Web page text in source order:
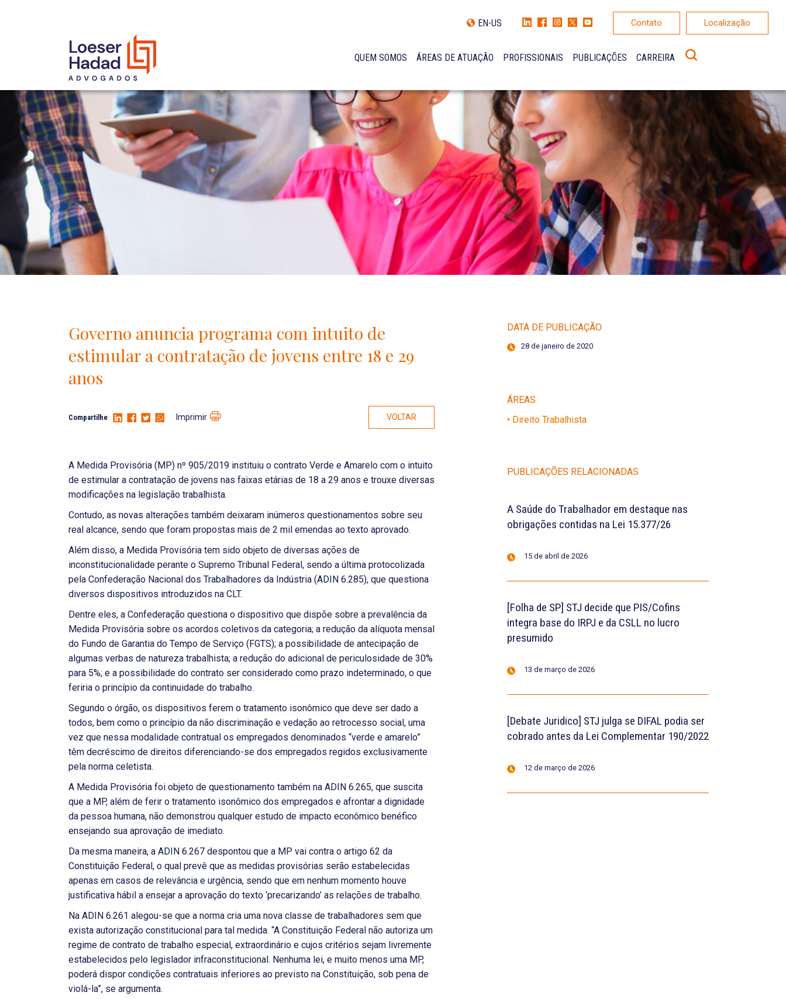
INTERNATIONAL NETWORK
PRÊMIOS
NOSSA EQUIPE
EN-US Contato Localização
QUEM SOMOS
INCLUSÃO E DIVERSIDADE
INTERNATIONAL NETWORK
PRÊMIOS
NOSSA EQUIPE
ÁREAS DE ATUAÇÃO PROFISSIONAIS PUBLICAÇÕES CARREIRA
Governo anuncia programa com intuito de
estimular a contratação de jovens entre 18 e 29
anos
Compartilhe Imprimir VOLTAR
A Medida Provisória (MP) nº 905/2019 instituiu o contrato Verde e Amarelo com o intuito
de estimular a contratação de jovens nas faixas etárias de 18 a 29 anos e trouxe diversas
modificações na legislação trabalhista.
Contudo, as novas alterações também deixaram inúmeros questionamentos sobre seu
real alcance, sendo que foram propostas mais de 2 mil emendas ao texto aprovado.
Além disso, a Medida Provisória tem sido objeto de diversas ações de
inconstitucionalidade perante o Supremo Tribunal Federal, sendo a última protocolizada
pela Confederação Nacional dos Trabalhadores da Indústria (ADIN 6.285), que questiona
diversos dispositivos introduzidos na CLT.
Dentre eles, a Confederação questiona o dispositivo que dispõe sobre a prevalência da
Medida Provisória sobre os acordos coletivos da categoria; a redução da alíquota mensal
do Fundo de Garantia do Tempo de Serviço (FGTS); a possibilidade de antecipação de
algumas verbas de natureza trabalhista; a redução do adicional de periculosidade de 30%
para 5%; e a possibilidade do contrato ser considerado como prazo indeterminado, o que
feriria o princípio da continuidade do trabalho.
Segundo o órgão, os dispositivos ferem o tratamento isonômico que deve ser dado a
todos, bem como o princípio da não discriminação e vedação ao retrocesso social, uma
vez que nessa modalidade contratual os empregados denominados “verde e amarelo”
têm decréscimo de direitos diferenciando-se dos empregados regidos exclusivamente
pela norma celetista.
A Medida Provisória foi objeto de questionamento também na ADIN 6.265, que suscita
que a MP, além de ferir o tratamento isonômico dos empregados e afrontar a dignidade
da pessoa humana, não demonstrou qualquer estudo de impacto econômico benéfico
ensejando sua aprovação de imediato.
Da mesma maneira, a ADIN 6.267 despontou que a MP vai contra o artigo 62 da
Constituição Federal, o qual prevê que as medidas provisórias serão estabelecidas
apenas em casos de relevância e urgência, sendo que em nenhum momento houve
justificativa hábil a ensejar a aprovação do texto ‘precarizando’ as relações de trabalho.
Na ADIN 6.261 alegou-se que a norma cria uma nova classe de trabalhadores sem que
exista autorização constitucional para tal medida. “A Constituição Federal não autoriza um
regime de contrato de trabalho especial, extraordinário e cujos critérios sejam livremente
estabelecidos pelo legislador infraconstitucional. Nenhuma lei, e muito menos uma MP,
poderá dispor condições contratuais inferiores ao previsto na Constituição, sob pena de
violá-la”, se argumenta.
DATA DE PUBLICAÇÃO
28 de janeiro de 2020
ÁREAS
• Direito Trabalhista
PUBLICAÇÕES RELACIONADAS
A Saúde do Trabalhador em destaque nas
obrigações contidas na Lei 15.377/26
15 de abril de 2026
[Folha de SP] STJ decide que PIS/Cofins
integra base do IRPJ e da CSLL no lucro
presumido
13 de março de 2026
[Debate Juridico] STJ julga se DIFAL podia ser
cobrado antes da Lei Complementar 190/2022
12 de março de 2026